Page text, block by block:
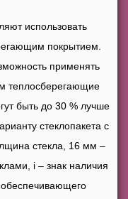
использовать
покрытием.
применять
теплосберегающие
быть до 30 % лучше
стеклопакета с
стекла, 16 мм –
i – знак наличия
обеспечивающего